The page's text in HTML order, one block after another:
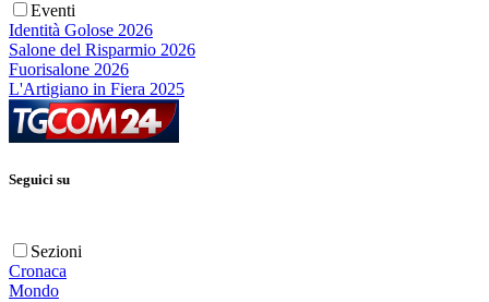
Eventi
Identità Golose 2026
Salone del Risparmio 2026
Fuorisalone 2026
L'Artigiano in Fiera 2025
Seguici su
Sezioni
Cronaca
Mondo